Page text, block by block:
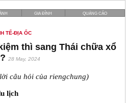
GIA ĐÌNH QUẢNG CÁO
TẾ-ĐỊA ỐC
thì sang Thái chữa xổ
28 May, 2024
câu hỏi của riengchung)
lịch